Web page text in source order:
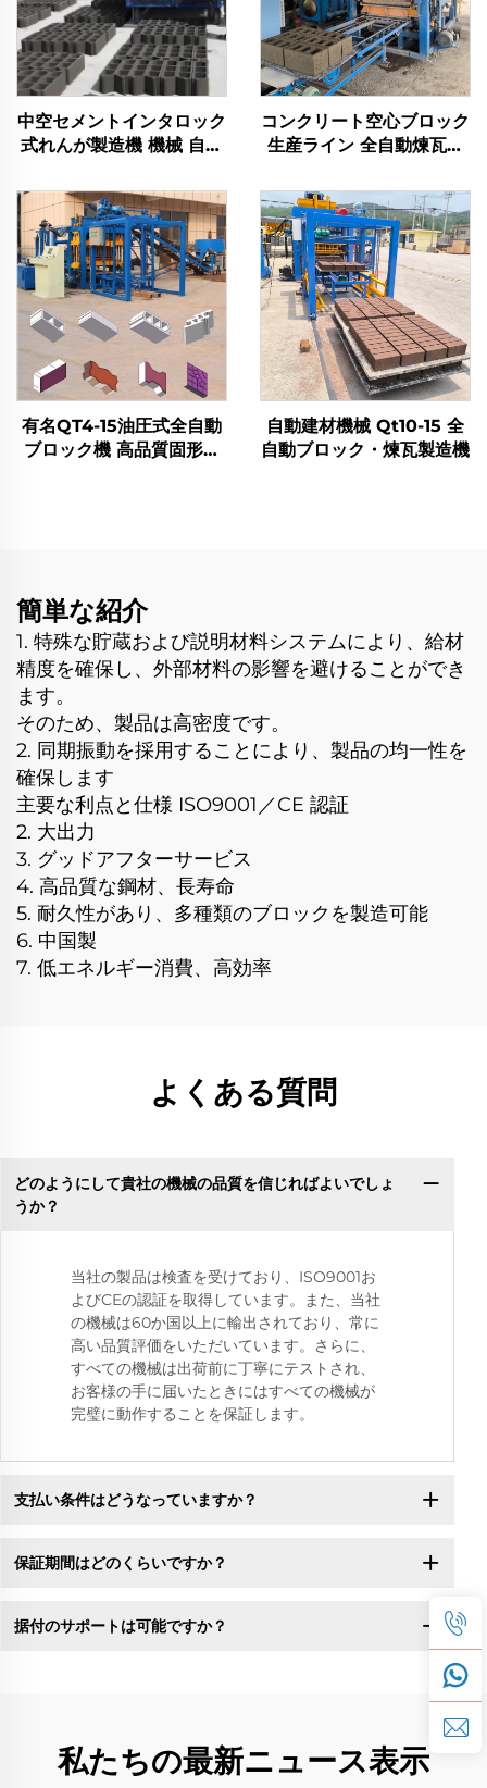
中空セメントインタロック
式れんが製造機 機械 自動
ク製造機
コンクリート空心ブロック
生産ライン 全自動煉瓦製
有名QT4-15油圧式全自動
ブロック機 高品質固形煉
自動建材機械 Qt10-15 全
自動ブロック・煉瓦製造機
簡単な紹介
1. 特殊な貯蔵および説明材料システムにより、給材
精度を確保し、外部材料の影響を避けることができ
ます。
そのため、製品は高密度です。
2. 同期振動を採用することにより、製品の均一性を
確保します
主要な利点と仕様 ISO9001／CE 認証
2. 大出力
3. グッドアフターサービス
4. 高品質な鋼材、長寿命
5. 耐久性があり、多種類のブロックを製造可能
6. 中国製
7. 低エネルギー消費、高効率
よくある質問
どのようにして貴社の機械の品質を信じればよいでしょ
うか？
当社の製品は検査を受けており、ISO9001お
よびCEの認証を取得しています。また、当社
の機械は60か国以上に輸出されており、常に
高い品質評価をいただいています。さらに、
すべての機械は出荷前に丁寧にテストされ、
お客様の手に届いたときにはすべての機械が
完璧に動作することを保証します。
支払い条件はどうなっていますか？
保証期間はどのくらいですか？
据付のサポートは可能ですか？
私たちの最新ニュース表示